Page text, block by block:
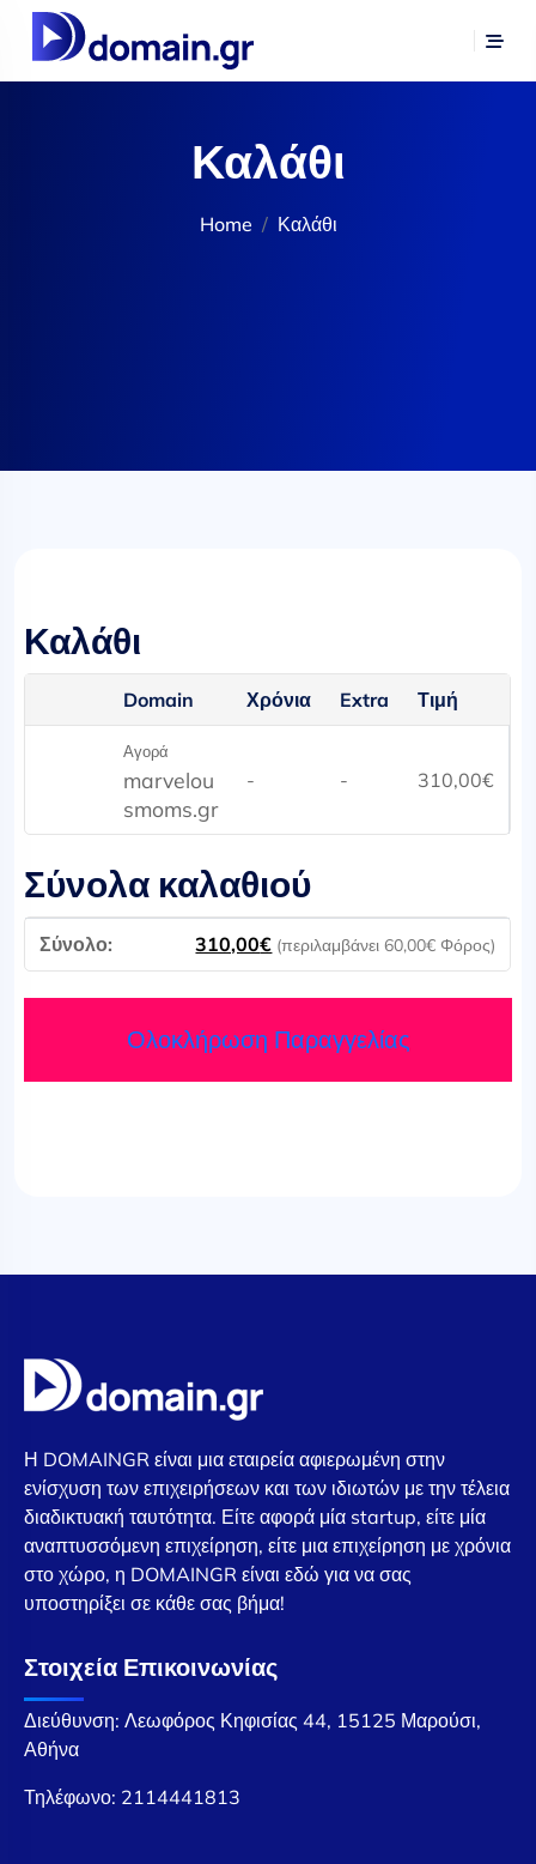
Καλάθι
Home Καλάθι
Καλάθι
Domain Χρόνια Extra Τιμή
Αγορά
marvelou
smoms.gr
- - 310,00€
Σύνολα καλαθιού
310,00€ (περιλαμβάνει60,00€ Φόρος)
Ολοκλήρωση Παραγγελίας
Η DOMAINGR είναι μια εταιρεία αφιερωμένη στην
ενίσχυση των επιχειρήσεων και των ιδιωτών με την τέλεια
διαδικτυακή ταυτότητα. Είτε αφορά μία startup, είτε μία
αναπτυσσόμενη επιχείρηση, είτε μια επιχείρηση με χρόνια
στο χώρο, η DOMAINGR είναι εδώ για να σας
υποστηρίξει σε κάθε σας βήμα!
Στοιχεία Επικοινωνίας
Διεύθυνση: Λεωφόρος Κηφισίας 44, 15125 Μαρούσι,
Αθήνα
Τηλέφωνο: 2114441813